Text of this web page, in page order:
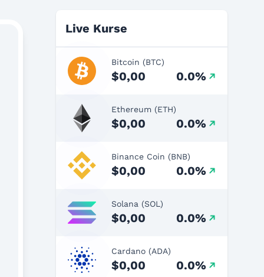
Live Kurse
Bitcoin (BTC)
$0,00 0.0%
Ethereum (ETH)
$0,00 0.0%
Binance Coin (BNB)
$0,00 0.0%
Solana (SOL)
$0,00 0.0%
Cardano (ADA)
$0,00 0.0%